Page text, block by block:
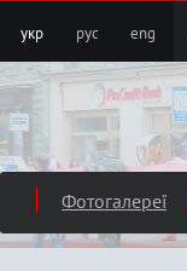
укр рус eng
Фотогалереї